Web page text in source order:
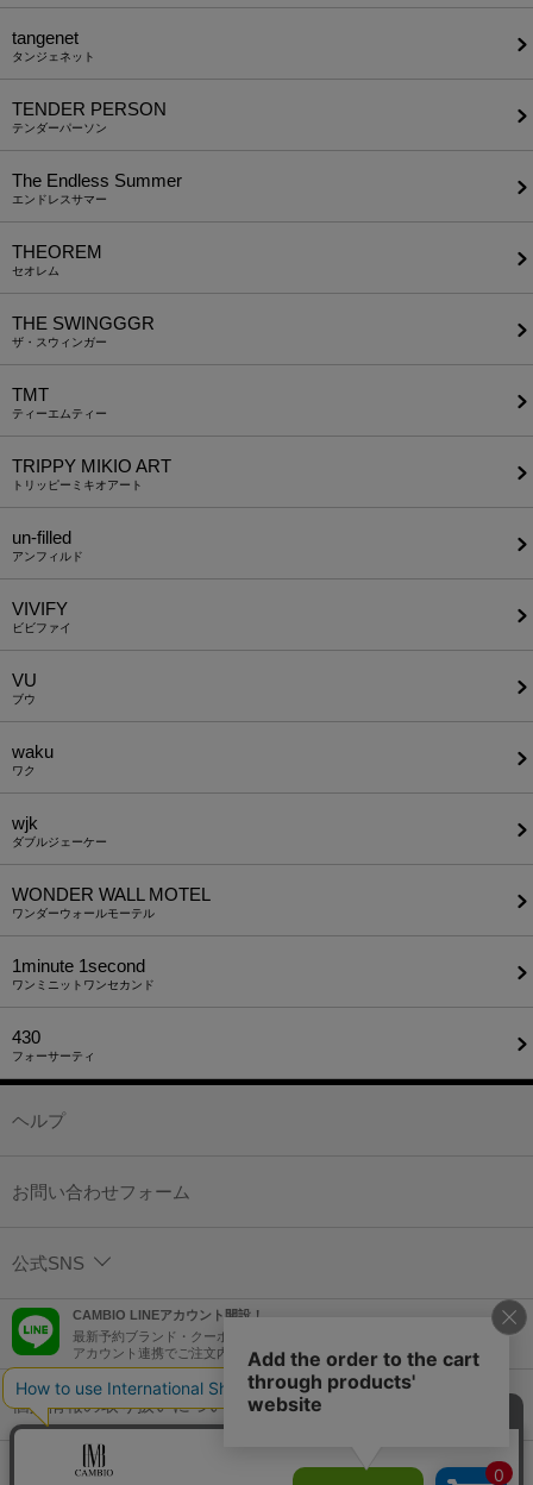
tangenet
タンジェネット
TENDER PERSON
テンダーパーソン
The Endless Summer
エンドレスサマー
THEOREM
セオレム
THE SWINGGGR
ザ・スウィンガー
TMT
ティーエムティー
TRIPPY MIKIO ART
トリッピーミキオアート
un-filled
アンフィルド
VIVIFY
ビビファイ
VU
ブウ
waku
ワク
wjk
ダブルジェーケー
WONDER WALL MOTEL
ワンダーウォールモーテル
1minute​ 1second
ワンミニットワンセカンド
430
フォーサーティ
ヘルプ
お問い合わせフォーム
公式SNS
CAMBIO LINEアカウント開設！
最新予約ブランド・クーポン情報などを配信！
アカウント連携でご注文内容をLINEでも確認可能！
個人情報の取り扱いについて
特定商取引法に基づく表示